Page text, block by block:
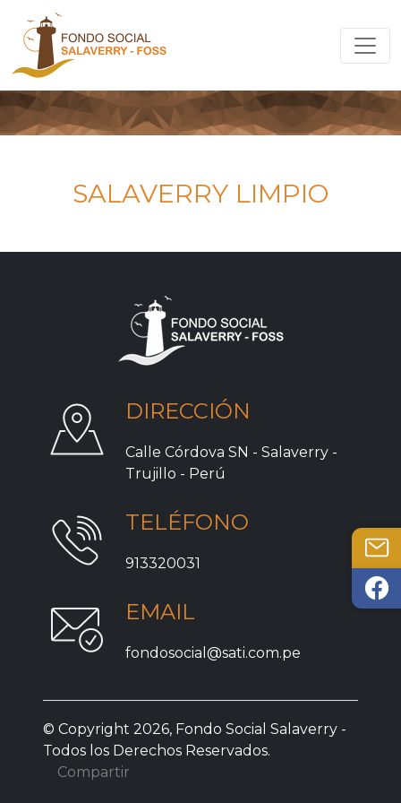
SALAVERRY LIMPIO
DIRECCIÓN
Calle Córdova SN - Salaverry -
Trujillo - Perú
TELÉFONO
913320031
EMAIL
fondosocial@sati.com.pe
© Copyright 2026, Fondo Social Salaverry -
Todos los Derechos Reservados.
Compartir